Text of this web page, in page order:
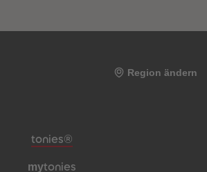
Region ändern
Meta-Navigation Footer
tonies®
mytonies